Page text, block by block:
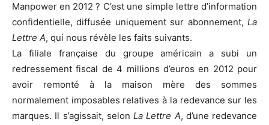
Manpower en 2012 ? C’est une simple lettre d’information
confidentielle, diffusée uniquement sur abonnement, La
Lettre A, qui nous révèle les faits suivants.
La filiale française du groupe américain a subi un
redressement fiscal de 4 millions d’euros en 2012 pour
avoir remonté à la maison mère des sommes
normalement imposables relatives à la redevance sur les
marques. Il s’agissait, selon La Lettre A, d’une redevance